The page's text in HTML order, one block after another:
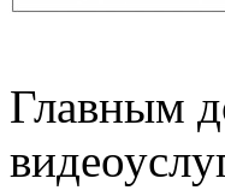
Главным